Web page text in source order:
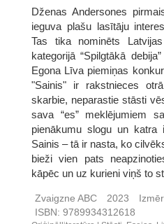
Dženas Andersones
ieguva plašu lasītāju
Tas tika nominēts
kategorijā “Spilgtākā
Egona Līva piemiņas
"Sainis" ir rakstnieces
skarbie, neparastie stāsti
sava “es” meklējumiem
pienākumu slogu un katra
Sainis – tā ir nasta, ko
bieži vien pats
kāpēc un uz kurieni viņš to
Zvaigzne ABC 2023
ISBN: 9789934312618